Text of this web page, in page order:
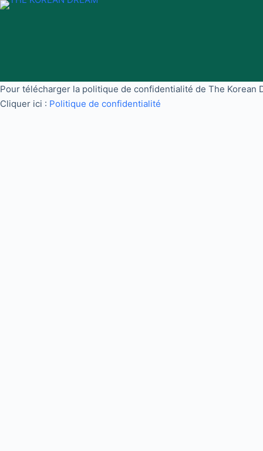
Passer
Pour télécharger la politique de confidentialité de The Korean
Cliquer ici : Politique de confidentialité